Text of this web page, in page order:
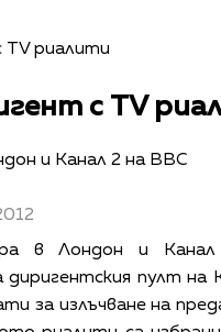
с TV
и Канал 2 на ВВС
в Лондон и
пулт на
за излъчване на